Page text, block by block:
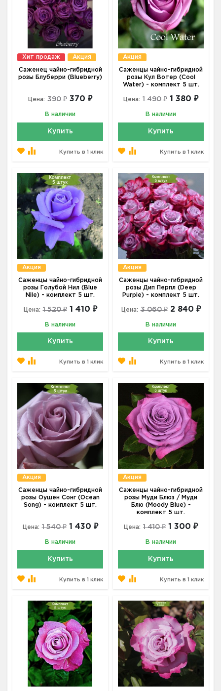
Хит продаж Акция
Саженец чайно-гибридной
розы Блуберри (Blueberry)
Цена: 390 ₽ 370 ₽
В наличии
Купить
Купить в 1 клик
Акция
Саженцы чайно-гибридной
розы Кул Вотер (Cool
Water) - комплект 5 шт.
Цена: 1 490 ₽ 1 380 ₽
В наличии
Купить
Купить в 1 клик
Акция
Саженцы чайно-гибридной
розы Голубой Нил (Blue
Nile) - комплект 5 шт.
Цена: 1 520 ₽ 1 410 ₽
В наличии
Купить
Купить в 1 клик
Акция
Саженцы чайно-гибридной
розы Дип Перпл (Deep
Purple) - комплект 5 шт.
Цена: 3 060 ₽ 2 840 ₽
В наличии
Купить
Купить в 1 клик
Акция
Саженцы чайно-гибридной
розы Оушен Сонг (Ocean
Song) - комплект 5 шт.
Цена: 1 540 ₽ 1 430 ₽
В наличии
Купить
Купить в 1 клик
Акция
Саженцы чайно-гибридной
розы Муди Блюз / Муди
Блю (Moody Blue) -
комплект 5 шт.
Цена: 1 410 ₽ 1 300 ₽
В наличии
Купить
Купить в 1 клик